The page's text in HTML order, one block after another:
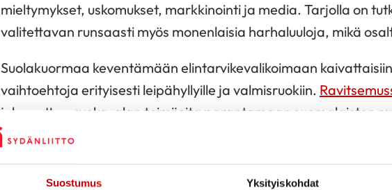
Suostumus Yksityiskohdat
mieltymykset, uskomukset, markkinointi ja media. Tarjolla on
valitettavan runsaasti myös monenlaisia harhaluuloja, mikä
Suolakuormaa keventämään elintarvikevalikoimaan
vaihtoehtoja erityisesti leipähyllyille ja valmisruokiin.
joka auttaa ruoka-alan toimijoita parantamaan suomalaisten
kansalainen voi vaikuttaa omaan ja perheensä ravitsemukseen
rasvaisten sijaan tyydyttyneen rasvan saannin vähentämiseksi.